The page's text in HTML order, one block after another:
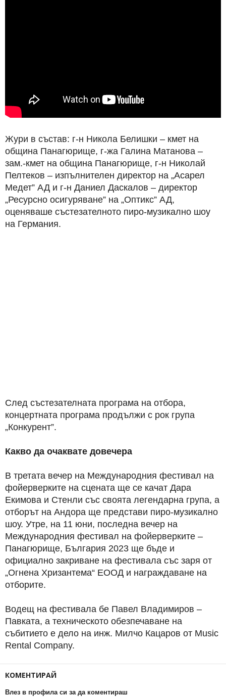
Жури в състав: г-н Никола Белишки – кмет на
община Панагюрище, г-жа Галина Матанова –
зам.-кмет на община Панагюрище, г-н Николай
Пелтеков – изпълнителен директор на „Асарел
Медет” АД и г-н Даниел Даскалов – директор
„Ресурсно осигуряване” на „Оптикс” АД,
оценяваше състезателното пиро-музикално шоу
на Германия.
След състезателната програма на отбора,
концертната програма продължи с рок група
„Конкурент”.
Какво да очаквате довечера
В третата вечер на Международния фестивал на
фойерверките на сцената ще се качат Дара
Екимова и Стенли със своята легендарна група, а
отборът на Андора ще представи пиро-музикално
шоу. Утре, на 11 юни, последна вечер на
Международния фестивал на фойерверките –
Панагюрище, България 2023 ще бъде и
официално закриване на фестивала със заря от
„Огнена Хризантема“ ЕООД и награждаване на
отборите.
Водещ на фестивала бе Павел Владимиров –
Павката, а техническото обезпечаване на
събитието е дело на инж. Милчо Кацаров от Music
Rental Company.
КОМЕНТИРАЙ
Влез в профила си за да коментираш